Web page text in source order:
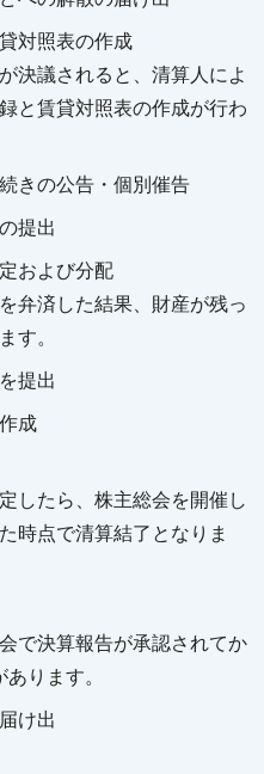
対照表の作成
決議されると、清算人によ
と賃貸対照表の作成が行わ
きの公告・個別催告
提出
および分配
弁済した結果、財産が残っ
す。
提出
成
したら、株主総会を開催し
時点で清算結了となりま
で決算報告が承認されてか
ります。
け出